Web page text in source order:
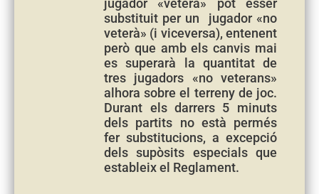
substituit per un jugador «no
veterà» (i viceversa), entenent
però que amb els canvis mai
es superarà la quantitat de
tres jugadors «no veterans»
alhora sobre el terreny de joc.
Durant els darrers 5 minuts
dels partits no està permés
fer substitucions, a excepció
dels supòsits especials que
estableix el Reglament.